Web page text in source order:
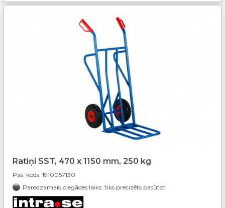
Ratiņi SST, 470 x 1150 mm, 250 kg
Pas. kods: 1910057130
Paredzamais piegādes laiks: tiks precizēts pasūtot